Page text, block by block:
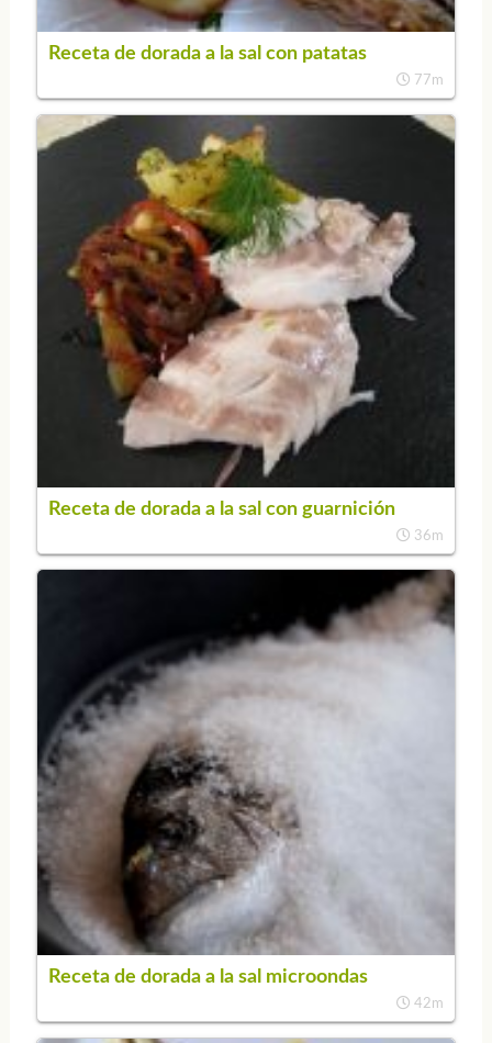
Receta de dorada a la sal con patatas
77m
Receta de dorada a la sal con guarnición
36m
Receta de dorada a la sal microondas
42m